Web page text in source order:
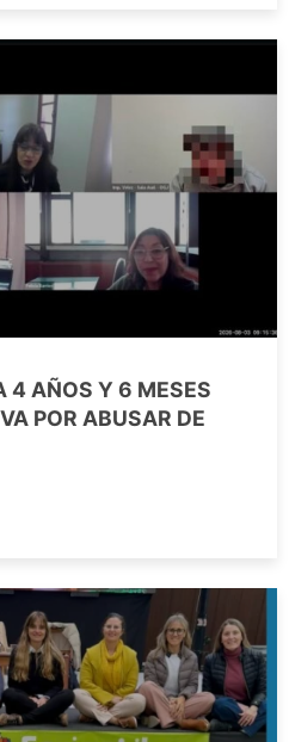
4 AÑOS Y 6 MESES
POR ABUSAR DE